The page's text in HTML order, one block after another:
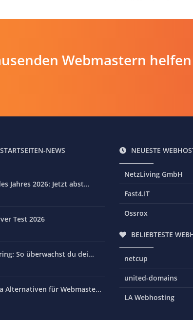
Webmastern
NEWS
Jahres 2026: Jetzt abst...
Test 2026
So überwachst du dei...
Alternativen für Webmaste...
NEUESTE
NetzLiving GmbH
Fast4.IT
Ossrox
BELIEBTESTE
netcup
united-domains
LA Webhosting